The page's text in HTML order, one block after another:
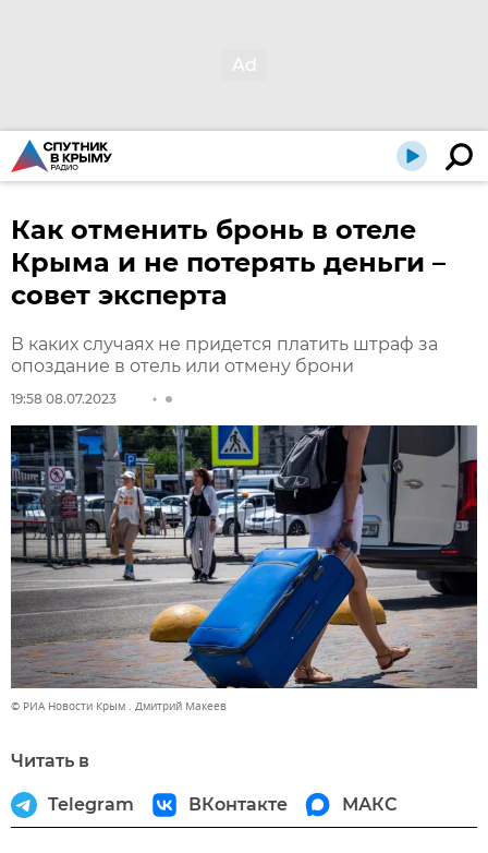
Как отменить бронь в отеле
Крыма и не потерять деньги –
совет эксперта
В каких случаях не придется платить штраф за
опоздание в отель или отмену брони
19:58 08.07.2023
© РИА Новости Крым . Дмитрий Макеев
Читать в
Telegram ВКонтакте МАКС